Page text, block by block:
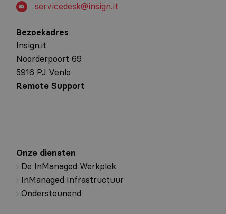
servicedesk@insign.it
Bezoekadres
Insign.it
Noorderpoort 69
5916 PJ Venlo
Remote Support
Onze diensten
De InManaged Werkplek
InManaged Infrastructuur
Ondersteunend